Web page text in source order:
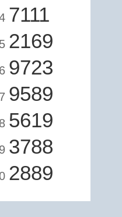
7111
2169
9723
9589
5619
3788
2889